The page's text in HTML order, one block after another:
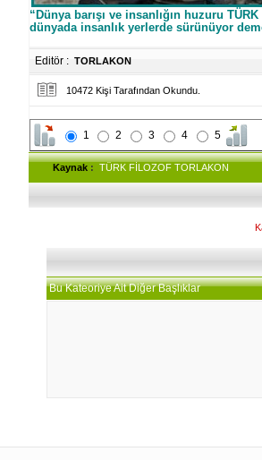
“Dünya barışı ve insanlığın huzuru
dünyada insanlık yerlerde sürünüyor
Editör : TORLAKON
10472 Kişi Tarafından Okundu.
1 2 3 4 5
Kaynak : TÜRK FİLOZOF TORLAKON
Bu Kateoriye Ait Diğer Başlıklar